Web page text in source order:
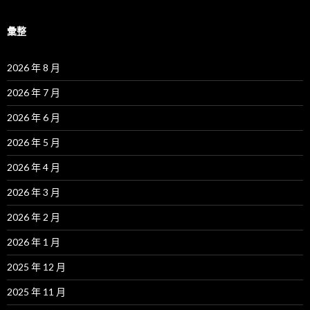
彙整
2026 年 8 月
2026 年 7 月
2026 年 6 月
2026 年 5 月
2026 年 4 月
2026 年 3 月
2026 年 2 月
2026 年 1 月
2025 年 12 月
2025 年 11 月